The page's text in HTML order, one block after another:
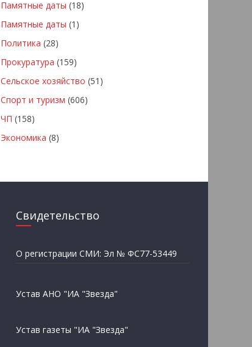
Памятные даты (18)
Памятные даты (1)
Политика (28)
Прокуратура (159)
Сельское хозяйство (51)
Спорт и туризм (606)
ЧП (158)
Экономика (8)
Свидетельство
О регистрации СМИ: Эл № ФС77-53449
Устав АНО "ИА "Звезда"
Устав газеты "ИА "Звезда"